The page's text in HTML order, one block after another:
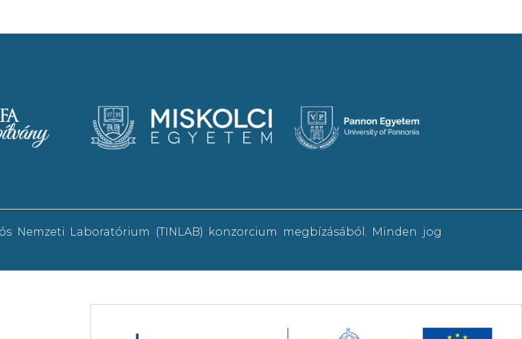
Nemzeti Laboratórium (TINLAB) konzorcium megbízásából. Minden jog